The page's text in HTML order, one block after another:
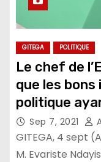
GITEGA POLITIQUE
Le chef de
que les bons
politique
sont à
Sep 7, 2021
GITEGA, 4 sept
M. Evariste